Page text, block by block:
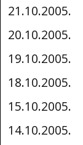
21.10.2005.
20.10.2005.
19.10.2005.
18.10.2005.
15.10.2005.
14.10.2005.